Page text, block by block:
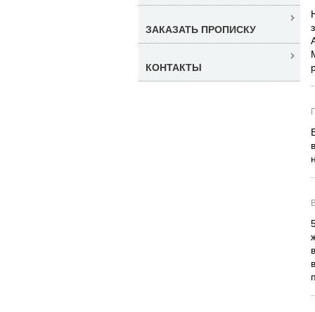
ЗАКАЗАТЬ ПРОПИСКУ
КОНТАКТЫ